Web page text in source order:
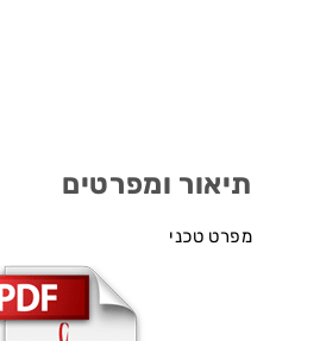
תיאור ומפרטים
מפרט טכני